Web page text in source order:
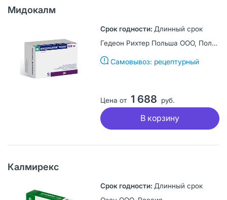
Мидокалм
Длинный срок
Гедеон Рихтер Польша ООО, Польша
Самовывоз: рецептурный
Цена от 1 688 руб.
В корзину
Калмирекс
Длинный срок